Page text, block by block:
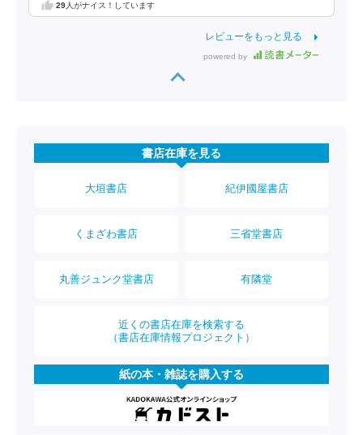
29人がナイス！しています
レビューをもっと見る
powered by
書店在庫を見る
大垣書店 紀伊國屋書店
くまざわ書店 三省堂書店
丸善ジュンク堂書店 有隣堂
近くの書店在庫を検索する
（書店在庫情報プロジェクト）
紙の本・雑誌を購入する